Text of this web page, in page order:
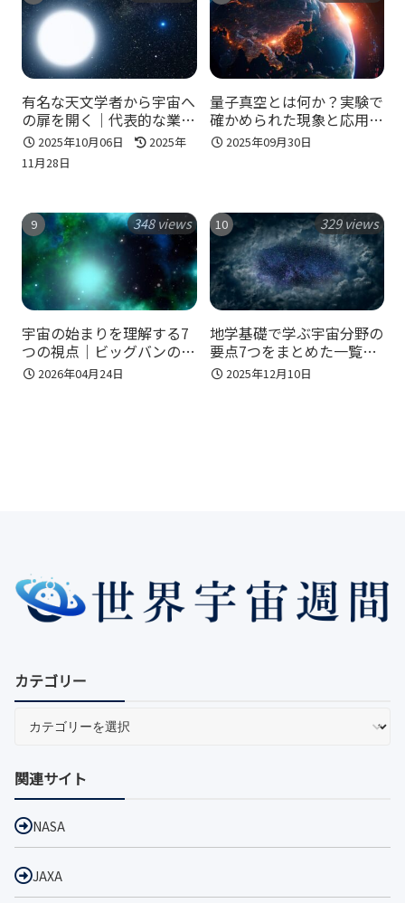
有名な天文学者から宇宙へ
の扉を開く｜代表的な業績
と日本人・女性研究者も知
る！
2025年10月06日
2025年
11月28日
量子真空とは何か？実験で
確かめられた現象と応用の
可能性
2025年09月30日
宇宙の始まりを理解する7
つの視点｜ビッグバンの前
後から観測の限界まで整理
する！
348 views
2026年04月24日
地学基礎で学ぶ宇宙分野の
要点7つをまとめた一覧｜
頻出ポイントと覚え方のコ
ツを整理！
329 views
2025年12月10日
カテゴリー
関連サイト
NASA
JAXA